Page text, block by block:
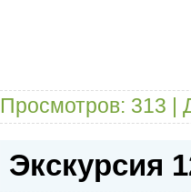
Просмотров: 313 |
Экскурсия